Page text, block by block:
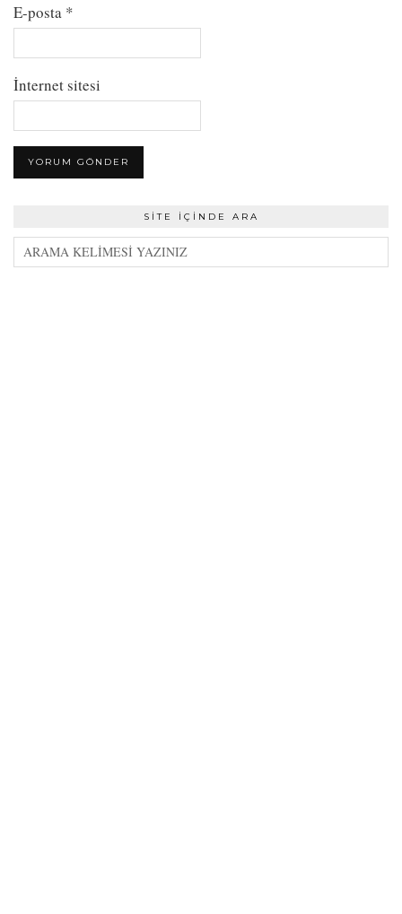
E-posta *
İnternet sitesi
SITE İÇINDE ARA